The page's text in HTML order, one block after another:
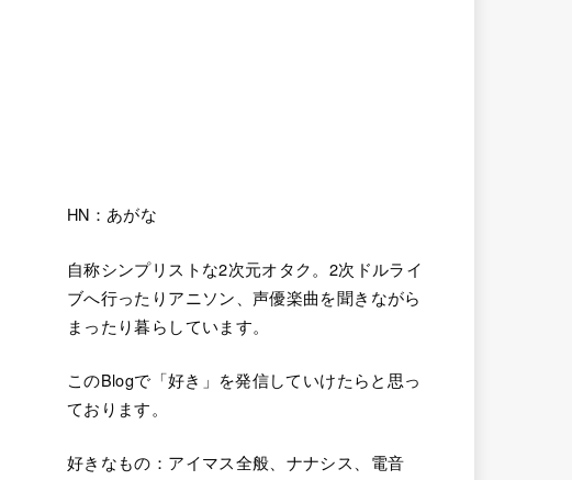
HN：あがな
自称シンプリストな2次元オタク。2次ドルライ
ブへ行ったりアニソン、声優楽曲を聞きながら
まったり暮らしています。
このBlogで「好き」を発信していけたらと思っ
ております。
好きなもの：アイマス全般、ナナシス、電音